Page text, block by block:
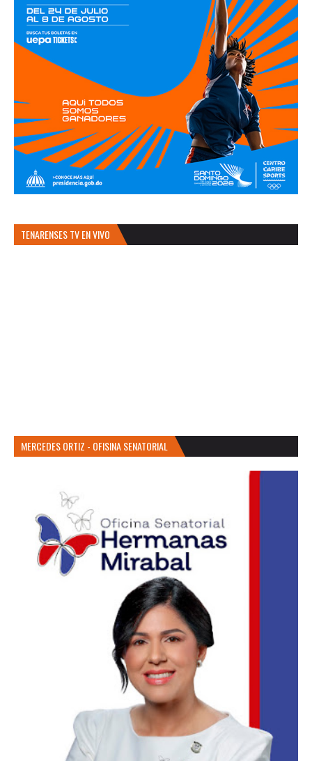
TENARENSES TV EN VIVO
MERCEDES ORTIZ - OFISINA SENATORIAL